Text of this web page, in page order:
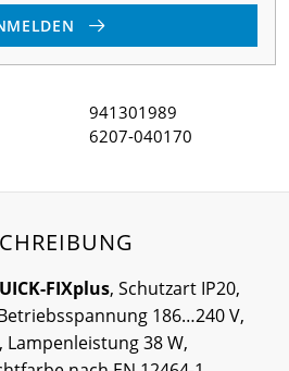
941301989
6207-040170
FIXplus, Schutzart IP20,
186…240 V,
38 W,